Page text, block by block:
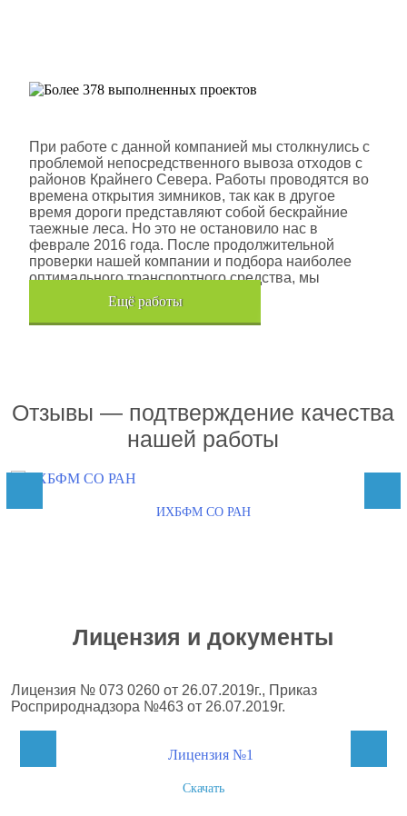
При работе с данной компанией мы столкнулись с
проблемой непосредственного вывоза отходов с
районов Крайнего Севера. Работы проводятся во
времена открытия зимников, так как в другое
время дороги представляют собой бескрайние
таежные леса. Но это не остановило нас в
феврале 2016 года. После продолжительной
проверки нашей компании и подбора наиболее
оптимального транспортного средства, мы
помогли данной компании.
Eщё работы
Отзывы — подтверждение качества
нашей работы
ИХБФМ СО РАН
Лицензия и документы
Лицензия № 073 0260 от 26.07.2019г., Приказ
Росприроднадзора №463 от 26.07.2019г.
Скачать